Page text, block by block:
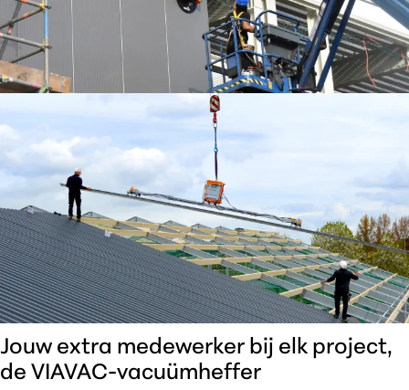
Jouw extra medewerker bij elk project,
de VIAVAC-vacuümheffer